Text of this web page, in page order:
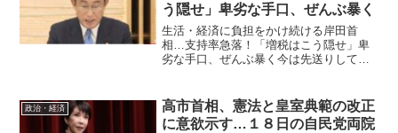
う隠せ」卑劣な手口、ぜんぶ暴く
生活・経済に負担をかけ続ける岸田首
相…支持率急落！「増税はこう隠せ」卑
劣な手口、ぜんぶ暴く今は先送りしてい
挙後に国民負担増を掲げる 毎日新聞が
６月17、18日に実施した...
政治・経済
高市首相、憲法と皇室典範の改正
に意欲示す…１８日の自民党両院